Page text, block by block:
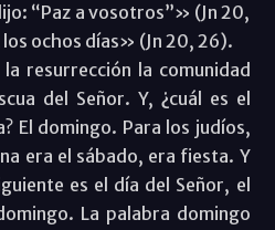
“Paz a vosotros”» (Jn 20,
ochos días» (Jn 20, 26).
resurrección la comunidad
del Señor. Y, ¿cuál es el
El domingo. Para los judíos,
era el sábado, era fiesta. Y
es el día del Señor, el
La palabra domingo